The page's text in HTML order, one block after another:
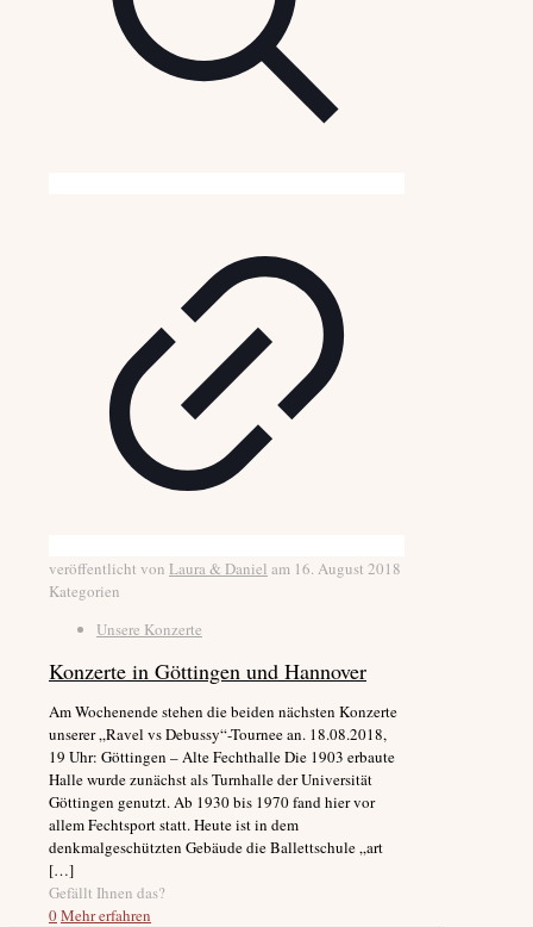
veröffentlicht von Laura & Daniel am 16. August 2018
Kategorien
Unsere Konzerte
Konzerte in Göttingen und Hannover
Am Wochenende stehen die beiden nächsten Konzerte
unserer „Ravel vs Debussy“-Tournee an. 18.08.2018,
19 Uhr: Göttingen – Alte Fechthalle Die 1903 erbaute
Halle wurde zunächst als Turnhalle der Universität
Göttingen genutzt. Ab 1930 bis 1970 fand hier vor
allem Fechtsport statt. Heute ist in dem
denkmalgeschützten Gebäude die Ballettschule „art
[…]
Gefällt Ihnen das?
0Mehr erfahren